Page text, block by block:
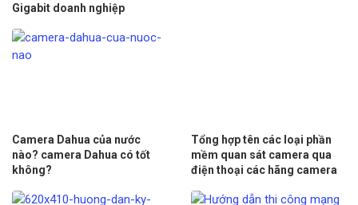
Gigabit doanh nghiệp
Camera Dahua của nước
nào? camera Dahua có tốt
không?
Tổng hợp tên các loại phần
mềm quan sát camera qua
điện thoại các hãng camera